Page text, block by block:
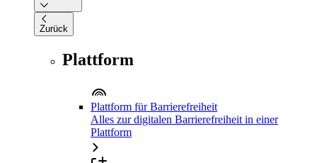
Zurück
Plattform
Plattform für Barrierefreiheit
Alles zur digitalen Barrierefreiheit in einer
Plattform